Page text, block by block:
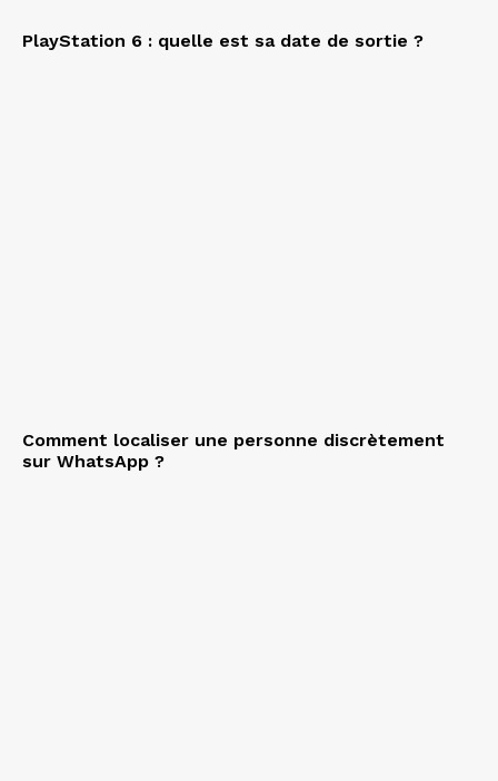
PlayStation 6 : quelle est sa date de sortie ?
Comment localiser une personne discrètement
sur WhatsApp ?